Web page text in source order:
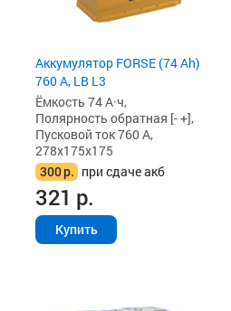
Аккумулятор FORSE (74 Ah)
760 А, LB L3
Ёмкость 74 А·ч,
Полярность обратная [- +],
Пусковой ток 760 А,
278x175x175
300р. при сдаче акб
321 р.
Купить